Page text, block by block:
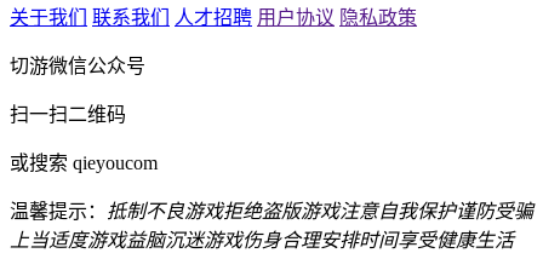
关于我们 联系我们 人才招聘 用户协议 隐私政策
切游微信公众号
扫一扫二维码
或搜索 qieyoucom
温馨提示： 抵制不良游戏拒绝盗版游戏注意自我保护谨防受骗
上当适度游戏益脑沉迷游戏伤身合理安排时间享受健康生活